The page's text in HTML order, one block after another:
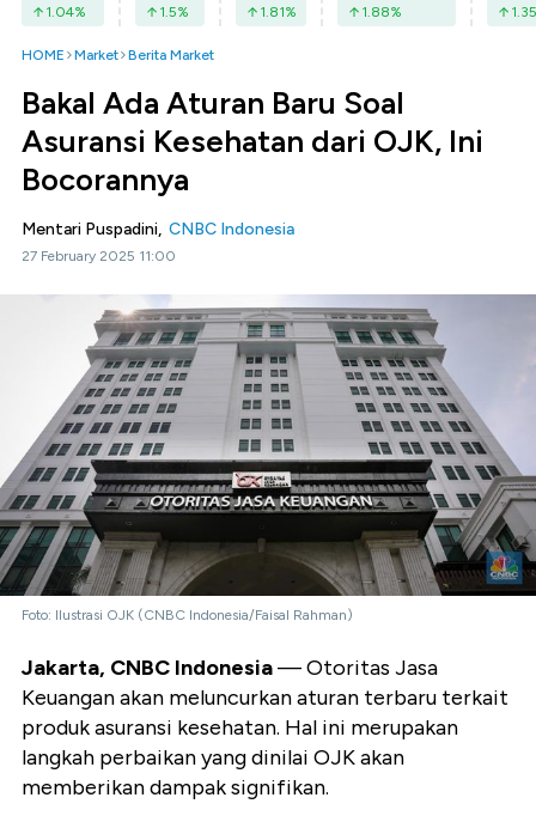
1.04% 1.5% 1.81% 1.88% 1.35
HOME Market Berita Market
Bakal Ada Aturan Baru Soal
Asuransi Kesehatan dari OJK, Ini
Bocorannya
Mentari Puspadini, CNBC Indonesia
27 February 2025 11:00
Foto: Ilustrasi OJK (CNBC Indonesia/Faisal Rahman)
Jakarta, CNBC Indonesia— Otoritas Jasa
Keuangan akan meluncurkan aturan terbaru terkait
produk asuransi kesehatan. Hal ini merupakan
langkah perbaikan yang dinilai OJK akan
memberikan dampak signifikan.